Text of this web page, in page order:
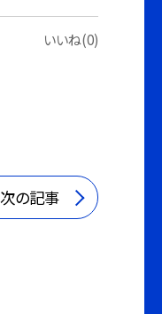
いいね(0)
次の記事